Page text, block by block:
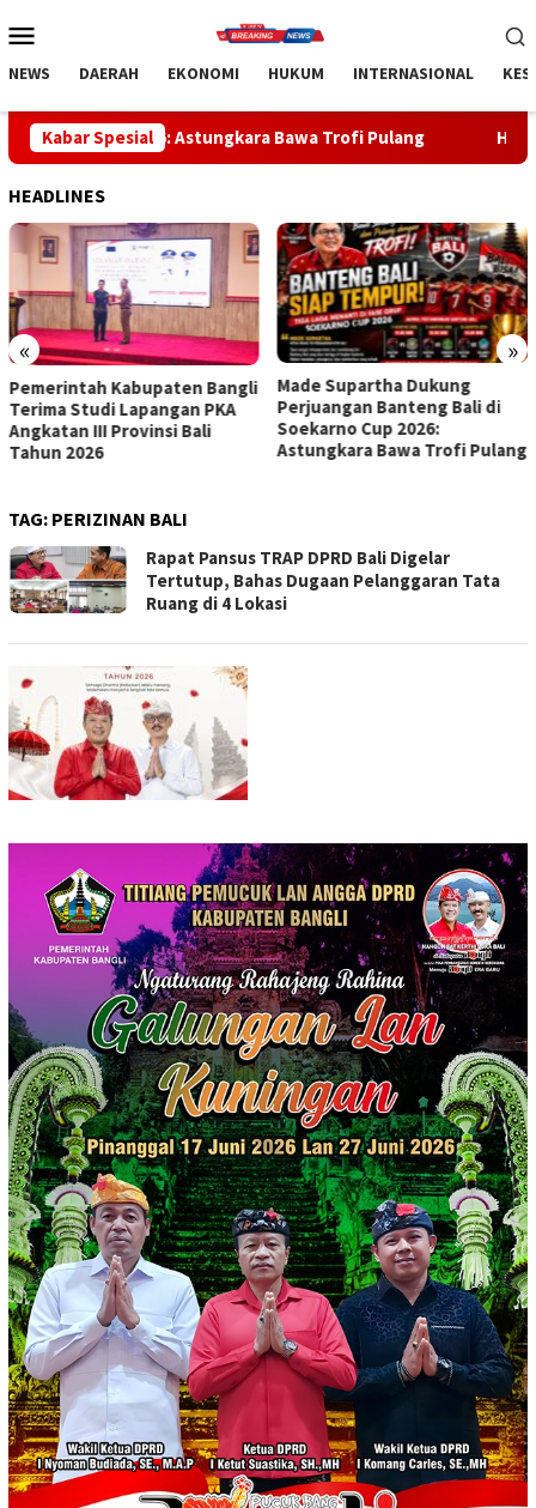
ke
Mobile
NEWS DAERAH EKONOMI HUKUM INTERNASIONAL
Kabar Spesial
Astungkara Bawa Trofi Pulang Handball Bali Juara
HEADLINES
« »
Made Supartha Dukung
Perjuangan Banteng Bali di
Soekarno Cup 2026:
Astungkara Bawa Trofi Pulang
Handball Bali Juara Kejurnas
U-19 2026, Regenerasi Atlet
Muda Mulai Berbuah Prestasi
TAG: PERIZINAN BALI
Rapat Pansus TRAP DPRD Bali Digelar
Tertutup, Bahas Dugaan Pelanggaran Tata
Ruang di 4 Lokasi